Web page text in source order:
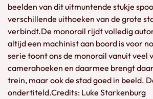
beelden van dit uitmuntende stukje
verschillende uithoeken van de grote
verbindt.De monorail rijdt volledig
altijd een machinist aan boord is voor
serie toont ons de monorail vanuit veel
camerahoeken en daarmee brengt
trein, maar ook de stad goed in beeld.
ondertiteld.Credits: Luke Starkenburg